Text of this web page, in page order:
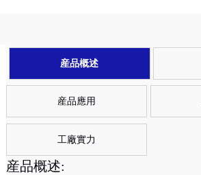
産品概述
産品應用
工廠實力
産品概述: